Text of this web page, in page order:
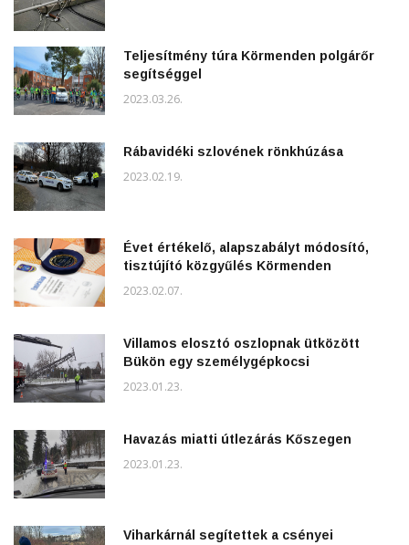
Teljesítmény túra Körmenden polgárőr
segítséggel
2023.03.26.
Rábavidéki szlovének rönkhúzása
2023.02.19.
Évet értékelő, alapszabályt módosító,
tisztújító közgyűlés Körmenden
2023.02.07.
Villamos elosztó oszlopnak ütközött
Bükön egy személygépkocsi
2023.01.23.
Havazás miatti útlezárás Kőszegen
2023.01.23.
Viharkárnál segítettek a csényei